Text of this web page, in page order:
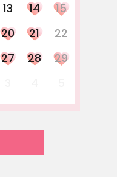
13 14
15
20 21
22
27 28
29